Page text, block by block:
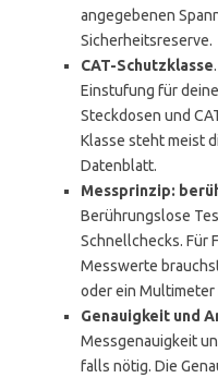
angegebenen
Sicherheitsreserve.
CAT-Schutzklasse
Einstufung für
Steckdosen und
Klasse steht meist
Datenblatt.
Messprinzip:
Berührungslose
Schnellchecks. Für
Messwerte
oder ein Multimeter
Genauigkeit und
Messgenauigkeit
falls nötig. Die